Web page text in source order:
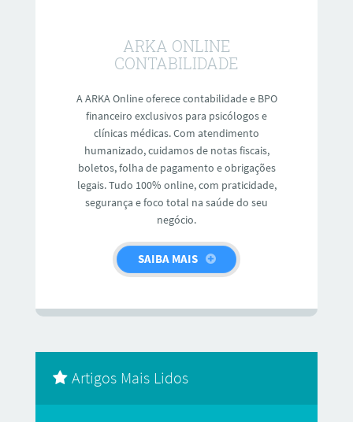
ARKA ONLINE
CONTABILIDADE
A ARKA Online oferece contabilidade e BPO
financeiro exclusivos para psicólogos e
clínicas médicas. Com atendimento
humanizado, cuidamos de notas fiscais,
boletos, folha de pagamento e obrigações
legais. Tudo 100% online, com praticidade,
segurança e foco total na saúde do seu
negócio.
SAIBA MAIS
Artigos Mais Lidos